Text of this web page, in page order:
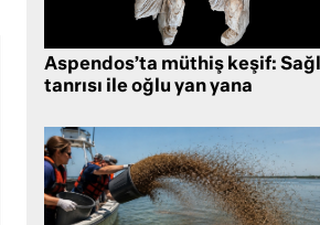
Aspendos’ta müthiş keşif:
tanrısı ile oğlu yan yana